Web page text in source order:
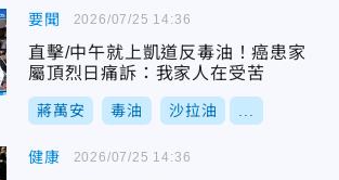
要聞
直擊/中午就上凱道反毒油！癌患家
屬頂烈日痛訴：我家人在受苦
蔣萬安 毒油 沙拉油
2026/07/25 14:36
健康 2026/07/25 14:36